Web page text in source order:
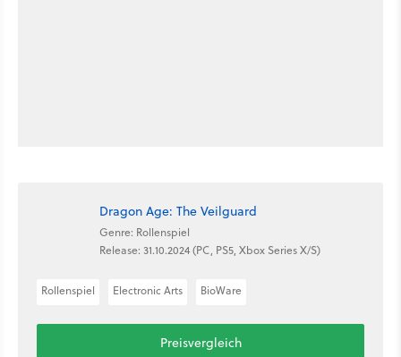
Dragon Age: The Veilguard
Genre: Rollenspiel
Release: 31.10.2024 (PC, PS5, Xbox Series X/S)
Rollenspiel Electronic Arts BioWare
Preisvergleich